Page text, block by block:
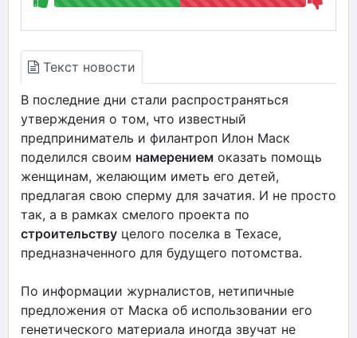
Текст новости
В последние дни стали распространяться
утверждения о том, что известный
предприниматель и филантроп Илон Маск
поделился своим намерением оказать помощь
женщинам, желающим иметь его детей,
предлагая свою сперму для зачатия. И не просто
так, а в рамках смелого проекта по
строительству целого поселка в Техасе,
предназначенного для будущего потомства.
По информации журналистов, нетипичные
предложения от Маска об использовании его
генетического материала иногда звучат не